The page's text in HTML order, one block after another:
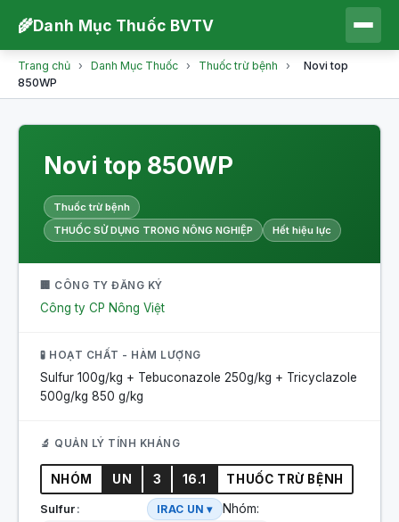
🌾Danh Mục Thuốc BVTV
Trang chủ › Danh Mục Thuốc › Thuốc trừ bệnh ›
Novi top
850WP
Novi top 850WP
Thuốc trừ bệnh
THUỐC SỬ DỤNG TRONG NÔNG NGHIỆP
Hết hiệu lực
🏢 CÔNG TY ĐĂNG KÝ
Công ty CP Nông Việt
🧪 HOẠT CHẤT - HÀM LƯỢNG
Sulfur 100g/kg + Tebuconazole 250g/kg + Tricyclazole
500g/kg 850 g/kg
🔬 QUẢN LÝ TÍNH KHÁNG
NHÓM UN 3 16.1 THUỐC TRỪ BỆNH
Sulfur IRAC UN ▾ Nhóm: